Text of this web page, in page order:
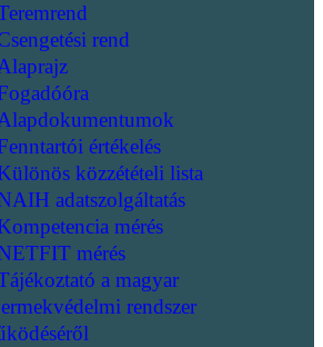
rend
Alaprajz
Alapdokumentumok
értékelés
közzétételi lista
adatszolgáltatás
mérés
mérés
a magyar
rendszer